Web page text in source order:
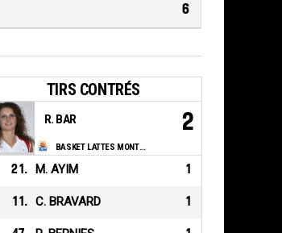
6
TIRS CONTRÉS
BASKET LATTES MONTPELLIER MEDITERRANEE METROPOLE
R. BAR 2
21 . M. AYIM 1
11 . C. BRAVARD 1